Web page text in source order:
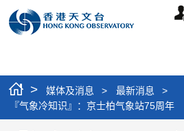
个
> 媒体及消息 > 最新消息
>
『气象冷知识』：京士柏气象站75周年